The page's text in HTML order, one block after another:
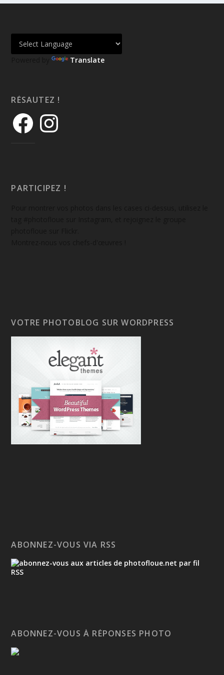
Powered by Translate
RÉSAUTEZ !
PARTICIPEZ !
VOTRE PHOTOBLOG SUR WORDPRESS
ABONNEZ-VOUS VIA RSS
ABONNEZ-VOUS À RÉPONSES PHOTO